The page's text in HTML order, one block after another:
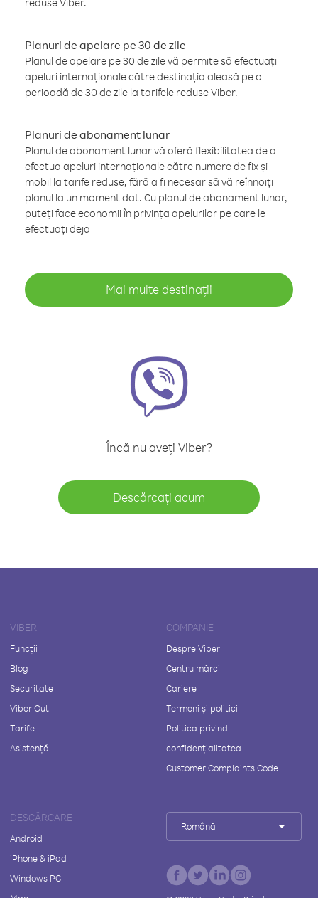
Planuri de apelare pe 30 de zile
Planul de apelare pe 30 de zile vă permite să efectuați
apeluri internaționale către destinația aleasă pe o
perioadă de 30 de zile la tarifele reduse Viber.
Planuri de abonament lunar
Planul de abonament lunar vă oferă flexibilitatea de a
efectua apeluri internaționale către numere de fix și
mobil la tarife reduse, fără a fi necesar să vă reînnoiți
planul la un moment dat. Cu planul de abonament lunar,
puteți face economii în privința apelurilor pe care le
efectuați deja
Mai multe destinații
Încă nu aveți Viber?
Descărcați acum
VIBER
Funcții
Blog
Securitate
Viber Out
Tarife
Asistență
COMPANIE
Despre Viber
Centru mărci
Cariere
Termeni și politici
Politica privind
confidențialitatea
Customer Complaints Code
DESCĂRCARE
Android
iPhone & iPad
Windows PC
Română